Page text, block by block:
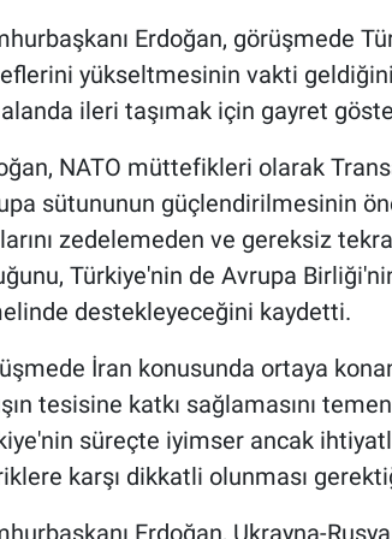
Erdoğan, görüşmede
yükseltmesinin vakti
ileri taşımak için gayret
NATO müttefikleri olarak
sütununun güçlendirilmesinin
zedelemeden ve gereksiz
Türkiye'nin de Avrupa
destekleyeceğini kaydetti.
İran konusunda ortaya
tesisine katkı sağlamasını
süreçte iyimser ancak
karşı dikkatli olunması